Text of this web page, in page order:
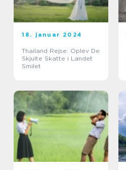
18. januar 2024
Thailand Rejse: Oplev De
Skjulte Skatte i Landet
Smilet